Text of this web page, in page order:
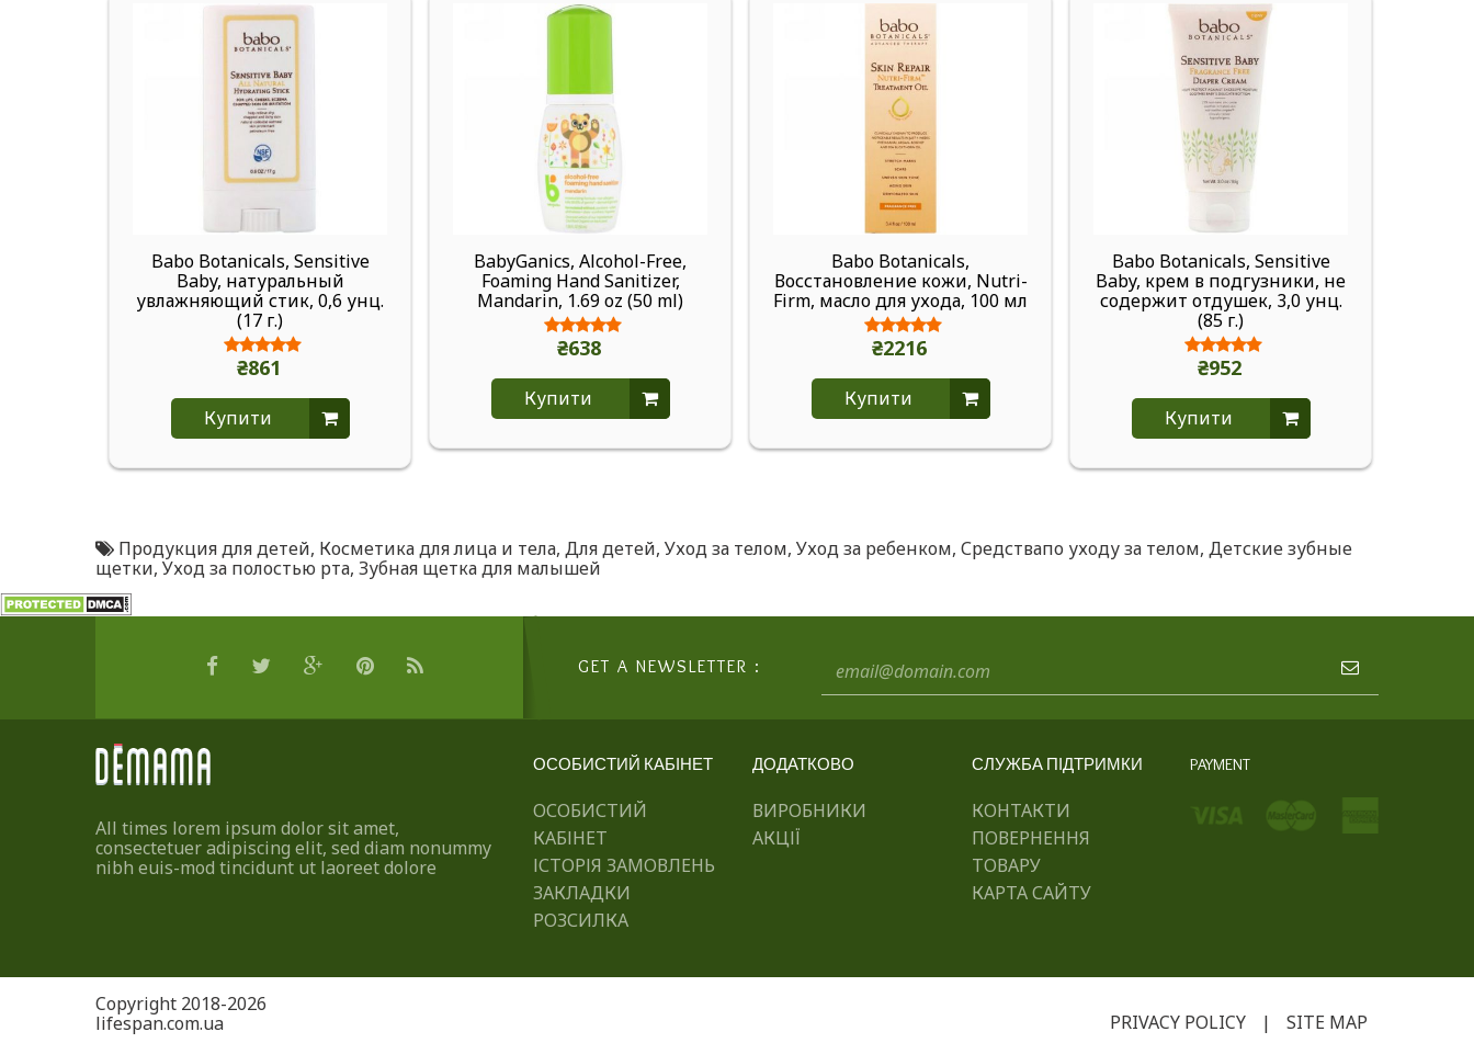
Babo Botanicals, Sensitive
Baby, натуральный
увлажняющий стик, 0,6 унц.
(17 г.)
₴861
Купити
BabyGanics, Alcohol-Free,
Foaming Hand Sanitizer,
Mandarin, 1.69 oz (50 ml)
₴638
Купити
Babo Botanicals,
Восстановление кожи, Nutri-
Firm, масло для ухода, 100 мл
₴2216
Купити
Babo Botanicals, Sensitive
Baby, крем в подгузники, не
содержит отдушек, 3,0 унц.
(85 г.)
₴952
Купити
Продукция для детей, Косметика для лица и тела, Для детей, Уход за телом, Уход за ребенком, Средствапо уходу за телом, Детские зубные
щетки, Уход за полостью рта, Зубная щетка для малышей
GET A NEWSLETTER :
All times lorem ipsum dolor sit amet,
consectetuer adipiscing elit, sed diam nonummy
nibh euis-mod tincidunt ut laoreet dolore
ОСОБИСТИЙ КАБІНЕТ
ОСОБИСТИЙ
КАБІНЕТ
ІСТОРІЯ ЗАМОВЛЕНЬ
ЗАКЛАДКИ
РОЗСИЛКА
ДОДАТКОВО
ВИРОБНИКИ
АКЦІЇ
СЛУЖБА ПІДТРИМКИ
КОНТАКТИ
ПОВЕРНЕННЯ
ТОВАРУ
КАРТА САЙТУ
PAYMENT
Copyright 2018-2026
lifespan.com.ua
PRIVACY POLICY | SITE MAP